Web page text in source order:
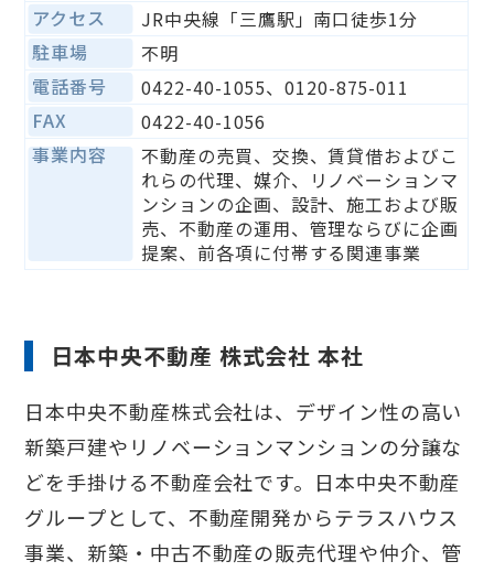
アクセス
JR中央線「三鷹駅」南口徒歩1分
駐車場
不明
電話番号
0422-40-1055、0120-875-011
FAX
0422-40-1056
事業内容
不動産の売買、交換、賃貸借およびこ
れらの代理、媒介、リノベーションマ
ンションの企画、設計、施工および販
売、不動産の運用、管理ならびに企画
提案、前各項に付帯する関連事業
日本中央不動産 株式会社 本社
日本中央不動産株式会社は、デザイン性の高い
新築戸建やリノベーションマンションの分譲な
どを手掛ける不動産会社です。日本中央不動産
グループとして、不動産開発からテラスハウス
事業、新築・中古不動産の販売代理や仲介、管